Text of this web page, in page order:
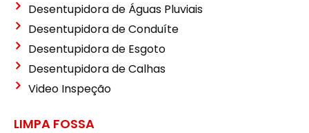
Desentupidora de Águas Pluviais
Desentupidora de Conduíte
Desentupidora de Esgoto
Desentupidora de Calhas
Video Inspeção
LIMPA FOSSA